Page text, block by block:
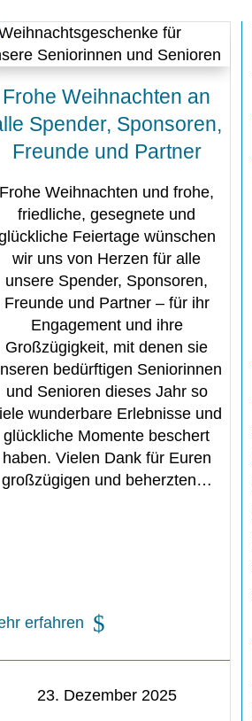
Frohe Weihnachten an
Spender, Sponsoren,
Freunde und Partner
Frohe Weihnachten und frohe,
friedliche, gesegnete und
Feiertage wünschen
wir uns von Herzen für alle
unsere Spender, Sponsoren,
Freunde und Partner – für ihr
Engagement und ihre
Großzügigkeit, mit denen sie
bedürftigen Seniorinnen
und Senioren dieses Jahr so
wunderbare Erlebnisse und
glückliche Momente beschert
haben. Vielen Dank für Euren
großzügigen und beherzten…
erfahren
23. Dezember 2025